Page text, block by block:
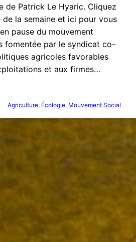
de Patrick Le Hyaric. Cliquez
la semaine et ici pour vous
pause du mouvement
fomentée par le syndicat co-
agricoles favorables
et aux firmes…
Agriculture, Écologie, Mouvement Social